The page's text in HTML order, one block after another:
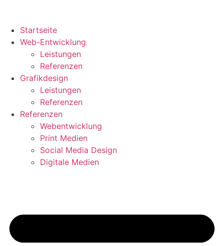
Startseite
Web-Entwicklung
Leistungen
Referenzen
Grafikdesign
Leistungen
Referenzen
Referenzen
Webentwicklung
Print Medien
Social Media Design
Digitale Medien